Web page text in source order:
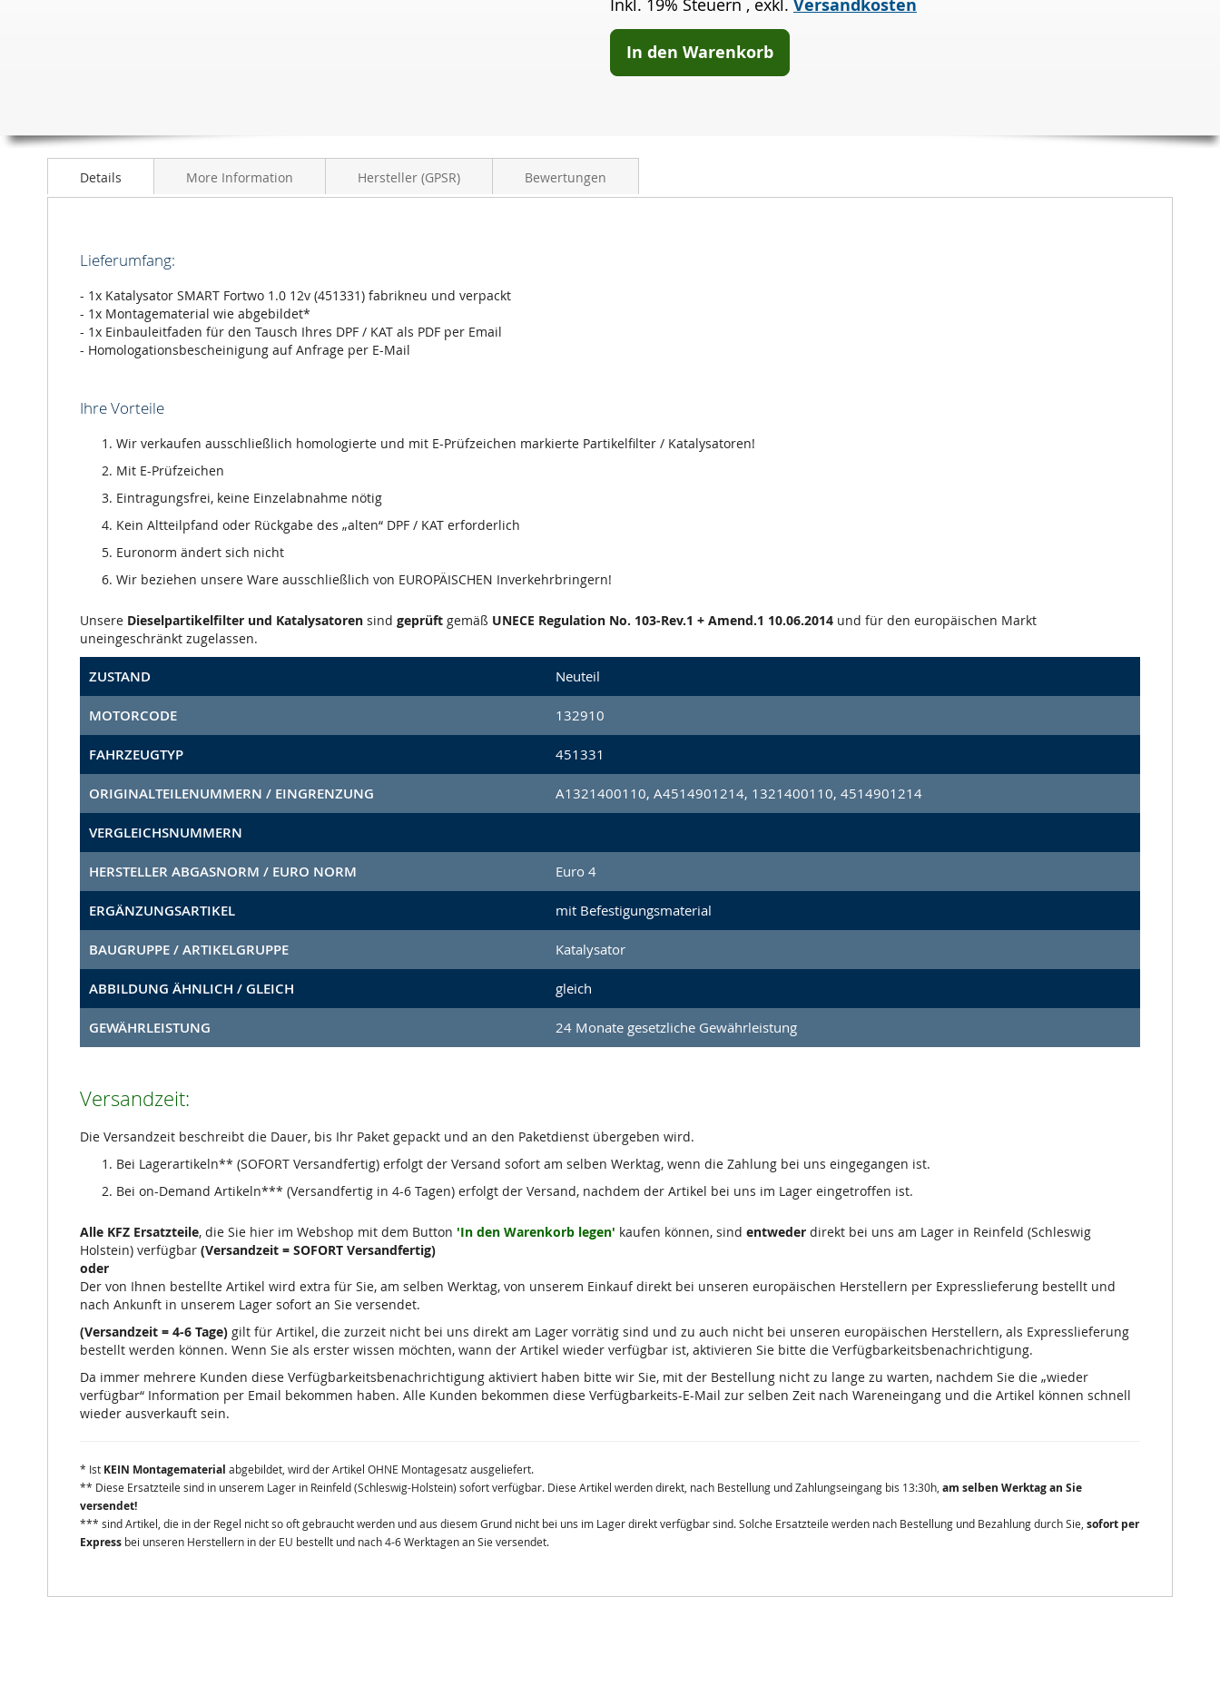
Inkl. 19% Steuern , exkl. Versandkosten
In den Warenkorb
Details More Information Hersteller (GPSR) Bewertungen
Lieferumfang:
- 1x Katalysator SMART Fortwo 1.0 12v (451331) fabrikneu und verpackt
- 1x Montagematerial wie abgebildet*
- 1x Einbauleitfaden für den Tausch Ihres DPF / KAT als PDF per Email
- Homologationsbescheinigung auf Anfrage per E-Mail
Ihre Vorteile
Wir verkaufen ausschließlich homologierte und mit E-Prüfzeichen markierte Partikelfilter / Katalysatoren!
Mit E-Prüfzeichen
Eintragungsfrei, keine Einzelabnahme nötig
Kein Altteilpfand oder Rückgabe des „alten“ DPF / KAT erforderlich
Euronorm ändert sich nicht
Wir beziehen unsere Ware ausschließlich von EUROPÄISCHEN Inverkehrbringern!
Unsere Dieselpartikelfilter und Katalysatoren sind geprüft gemäß UNECE Regulation No. 103-Rev.1 + Amend.1 10.06.2014 und für den europäischen Markt
uneingeschränkt zugelassen.
ZUSTAND Neuteil
MOTORCODE 132910
FAHRZEUGTYP 451331
ORIGINALTEILENUMMERN / EINGRENZUNG A1321400110, A4514901214, 1321400110, 4514901214
VERGLEICHSNUMMERN
HERSTELLER ABGASNORM / EURO NORM Euro 4
ERGÄNZUNGSARTIKEL mit Befestigungsmaterial
BAUGRUPPE / ARTIKELGRUPPE Katalysator
ABBILDUNG ÄHNLICH / GLEICH gleich
GEWÄHRLEISTUNG 24 Monate gesetzliche Gewährleistung
Versandzeit:
Die Versandzeit beschreibt die Dauer, bis Ihr Paket gepackt und an den Paketdienst übergeben wird.
Bei Lagerartikeln** (SOFORT Versandfertig) erfolgt der Versand sofort am selben Werktag, wenn die Zahlung bei uns eingegangen ist.
Bei on-Demand Artikeln*** (Versandfertig in 4-6 Tagen) erfolgt der Versand, nachdem der Artikel bei uns im Lager eingetroffen ist.
Alle KFZ Ersatzteile, die Sie hier im Webshop mit dem Button 'In den Warenkorb legen' kaufen können, sind entweder direkt bei uns am Lager in Reinfeld (Schleswig
Holstein) verfügbar (Versandzeit = SOFORT Versandfertig)
oder
Der von Ihnen bestellte Artikel wird extra für Sie, am selben Werktag, von unserem Einkauf direkt bei unseren europäischen Herstellern per Expresslieferung bestellt und
nach Ankunft in unserem Lager sofort an Sie versendet.
(Versandzeit = 4-6 Tage) gilt für Artikel, die zurzeit nicht bei uns direkt am Lager vorrätig sind und zu auch nicht bei unseren europäischen Herstellern, als Expresslieferung
bestellt werden können. Wenn Sie als erster wissen möchten, wann der Artikel wieder verfügbar ist, aktivieren Sie bitte die Verfügbarkeitsbenachrichtigung.
Da immer mehrere Kunden diese Verfügbarkeitsbenachrichtigung aktiviert haben bitte wir Sie, mit der Bestellung nicht zu lange zu warten, nachdem Sie die „wieder
verfügbar“ Information per Email bekommen haben. Alle Kunden bekommen diese Verfügbarkeits-E-Mail zur selben Zeit nach Wareneingang und die Artikel können schnell
wieder ausverkauft sein.
* Ist KEIN Montagematerial abgebildet, wird der Artikel OHNE Montagesatz ausgeliefert.
** Diese Ersatzteile sind in unserem Lager in Reinfeld (Schleswig-Holstein) sofort verfügbar. Diese Artikel werden direkt, nach Bestellung und Zahlungseingang bis 13:30h, am selben Werktag an Sie
versendet!
*** sind Artikel, die in der Regel nicht so oft gebraucht werden und aus diesem Grund nicht bei uns im Lager direkt verfügbar sind. Solche Ersatzteile werden nach Bestellung und Bezahlung durch Sie, sofort per
Express bei unseren Herstellern in der EU bestellt und nach 4-6 Werktagen an Sie versendet.